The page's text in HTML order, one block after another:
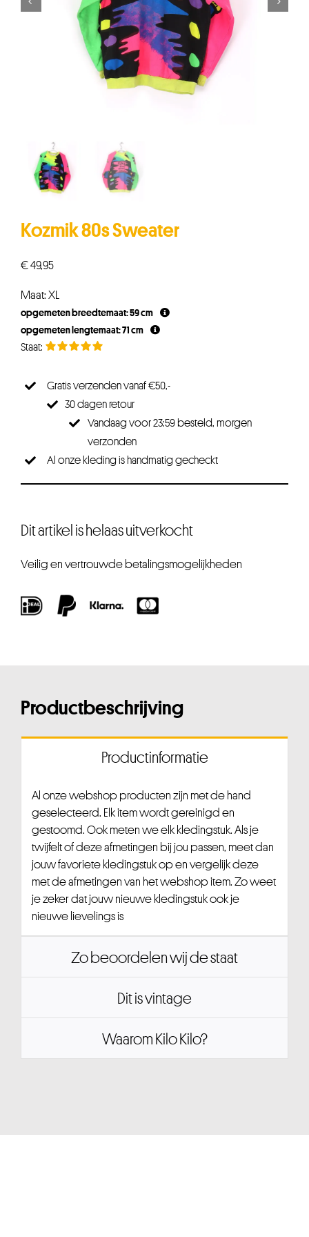
Kozmik 80s Sweater
€49,95
Maat: XL
opgemeten breedtemaat: 59 cm
opgemeten lengtemaat: 71 cm
Gratis verzenden vanaf €50,-
30 dagen retour
Vandaag voor 23:59 besteld, morgen
verzonden
Al onze kleding is handmatig gecheckt
Dit artikel is helaas uitverkocht
Veilig en vertrouwde betalingsmogelijkheden
Productbeschrijving
Productinformatie
Al onze webshop producten zijn met de hand
geselecteerd. Elk item wordt gereinigd en
gestoomd. Ook meten we elk kledingstuk. Als je
twijfelt of deze afmetingen bij jou passen, meet dan
jouw favoriete kledingstuk op en vergelijk deze
met de afmetingen van het webshop item. Zo weet
je zeker dat jouw nieuwe kledingstuk ook je
nieuwe lievelings is
Zo beoordelen wij de staat
Dit is vintage
Waarom Kilo Kilo?